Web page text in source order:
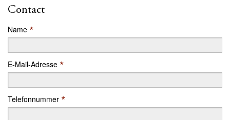
Contact
Name *
E-Mail-Adresse *
Telefonnummer *